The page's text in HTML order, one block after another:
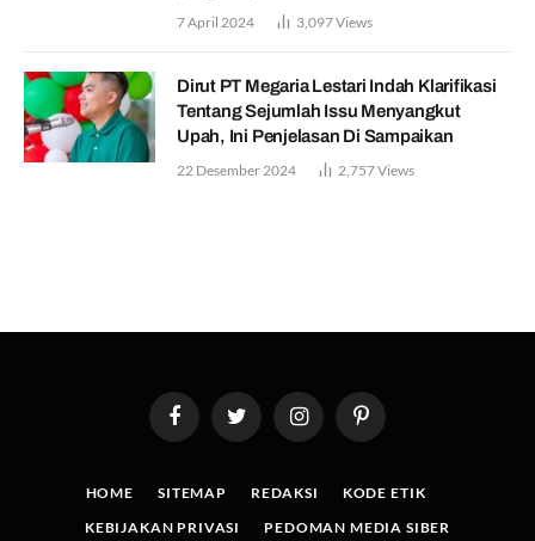
7 April 2024 3,097Views
Dirut PT Megaria Lestari Indah Klarifikasi
Tentang Sejumlah Issu Menyangkut
Upah, Ini Penjelasan Di Sampaikan
22 Desember 2024 2,757Views
FacebookTwitter InstagramPinterest
HOME SITEMAP REDAKSI
KODE ETIK
KEBIJAKAN PRIVASI
PEDOMAN MEDIA SIBER